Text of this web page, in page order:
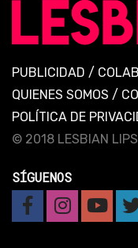
PUBLICIDAD /
QUIENES SOMOS /
POLÍTICA DE
© 2018 LESBIAN
SÍGUENOS